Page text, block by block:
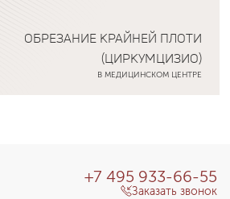
ОБРЕЗАНИЕ КРАЙНЕЙ ПЛОТИ
(ЦИРКУМЦИЗИО)
В МЕДИЦИНСКОМ ЦЕНТРЕ
+7 495 933-66-55
Заказать звонок